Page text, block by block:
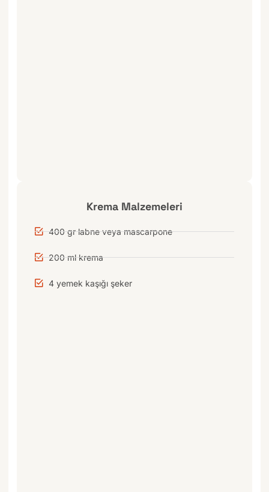
Krema Malzemeleri
400 gr labne veya mascarpone
200 ml krema
4 yemek kaşığı şeker